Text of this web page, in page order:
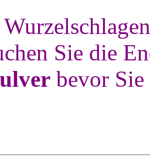
Sie die
bevor Sie